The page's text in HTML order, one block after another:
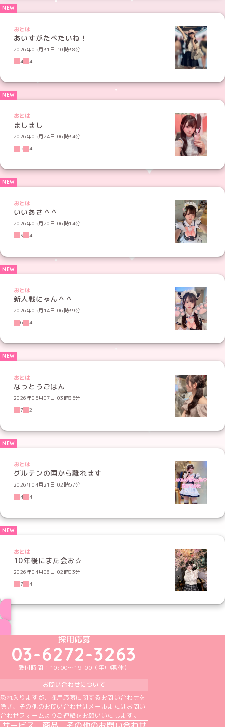
おとは
あいすがたべたいね！
2026年05月31日 10時38分
4
4
おとは
ましまし
2026年05月24日 06時34分
5
4
おとは
いいあさ＾＾
2026年05月20日 06時14分
3
4
おとは
新人戦にゃん＾＾
2026年05月14日 06時39分
6
4
おとは
なっとうごはん
2026年05月07日 03時35分
7
2
おとは
グルテンの国から離れます
2026年04月21日 02時57分
4
4
おとは
10年後にまた会お☆
2026年04月08日 02時03分
7
4
めいどりーみんTikTok公式アカウント
めいどりーみんX公式アカウント
採用応募
03-6272-3263
受付時間：10:00～19:00（年中無休）
お問い合わせについて
恐れ入りますが、採用応募に関するお問い合わせを
除き、その他のお問い合わせはメールまたはお問い
合わせフォームよりご連絡をお願いいたします。